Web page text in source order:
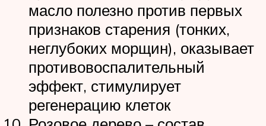
масло полезно против первых
признаков старения (тонких,
неглубоких морщин), оказывает
противовоспалительный
эффект, стимулирует
регенерацию клеток